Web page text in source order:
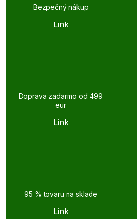
Bezpečný nákup
Link
Doprava zadarmo od 499
eur
Link
95 % tovaru na sklade
Link